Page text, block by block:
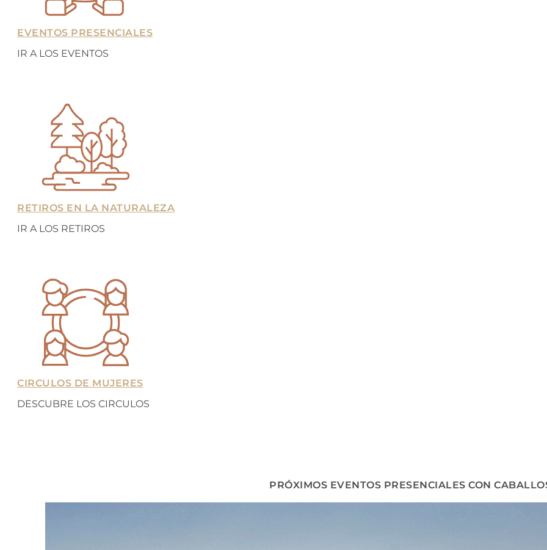
EVENTOS PRESENCIALES
IR A LOS EVENTOS
RETIROS EN LA NATURALEZA
IR A LOS RETIROS
CIRCULOS DE MUJERES
DESCUBRE LOS CIRCULOS
PRÓXIMOS EVENTOS PRESENCIALES CON